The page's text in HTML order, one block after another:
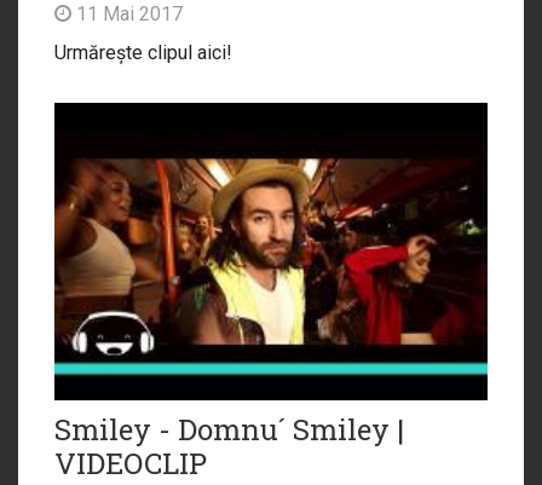
11 Mai 2017
Urmărește clipul aici!
Smiley - Domnu´ Smiley |
VIDEOCLIP